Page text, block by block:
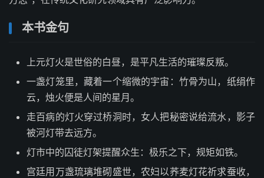
本书金句
上元灯火是世俗的白昼，是平凡生活的璀璨反叛。
一盏灯笼里，藏着一个缩微的宇宙：竹骨为山，纸绢作
云，烛火便是人间的星月。
走百病的灯火穿过桥洞时，女人把秘密说给流水，影子
被河灯带去远方。
灯市中的囚徒灯架提醒众生：极乐之下，规矩如铁。
宫廷用万盏琉璃堆砌盛世，农妇以荞麦灯花祈求蚕收，